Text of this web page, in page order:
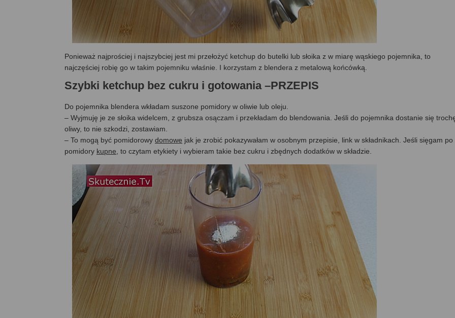
Ponieważ najprościej i najszybciej jest mi przełożyć ketchup do butelki lub słoika z w miarę wąskiego pojemnika, to
najczęściej robię go w takim pojemniku właśnie. I korzystam z blendera z metalową końcówką.
Szybki ketchup bez cukru i gotowania –PRZEPIS
Do pojemnika blendera wkładam suszone pomidory w oliwie lub oleju.
– Wyjmuję je ze słoika widelcem, z grubsza osączam i przekładam do blendowania. Jeśli do pojemnika dostanie się
oliwy, to nie szkodzi, zostawiam.
– To mogą być pomidorowy domowe jak je zrobić pokazywałam w osobnym przepisie, link w składnikach. Jeśli sięgam po
pomidory kupne, to czytam etykiety i wybieram takie bez cukru i zbędnych dodatków w składzie.